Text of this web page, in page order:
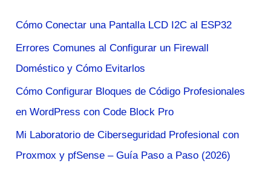
p
o
r
:
Cómo Conectar una Pantalla LCD I2C al ESP32
Errores Comunes al Configurar un Firewall
Doméstico y Cómo Evitarlos
Cómo Configurar Bloques de Código Profesionales
en WordPress con Code Block Pro
Mi Laboratorio de Ciberseguridad Profesional con
Proxmox y pfSense – Guía Paso a Paso (2026)